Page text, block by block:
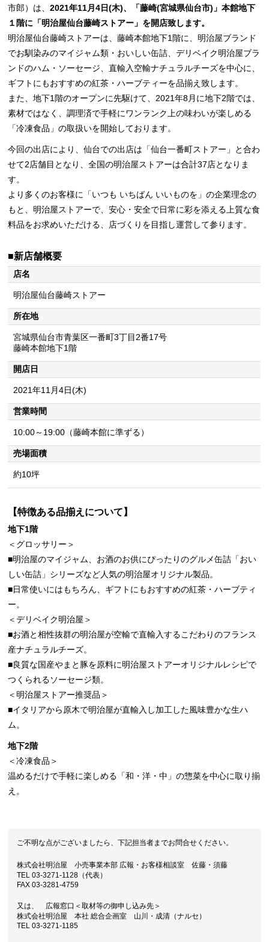
市郎）は、2021年11月4日(木)、「藤崎(宮城県仙台市)」本館地下
１階に「明治屋仙台藤崎ストアー」を開店致します。
明治屋仙台藤崎ストアーは、藤崎本館地下1階に、明治屋ブランド
でお馴染みのマイジャム類・おいしい缶詰、デリベイク明治屋ブラ
ンドのハム・ソーセージ、直輸入空輸ナチュラルチーズを中心に、
ギフトにもおすすめの紅茶・ハーブティーを品揃え致します。
また、地下1階のオープンに先駆けて、2021年8月に地下2階では、
素材ではなく、調理済で手軽にワンランク上の味わいが楽しめる
「冷凍食品」の取扱いを開始しております。
今回の出店により、仙台での出店は「仙台一番町ストアー」と合わ
せて2店舗目となり、全国の明治屋ストアーは合計37店となりま
す。
より多くのお客様に「いつも いちばん いいものを」の企業理念の
もと、明治屋ストアーで、安心・安全で日常に彩を添える上質な食
料品をお求めいただける、店づくりを目指し運営して参ります。
■新店舗概要
店名
明治屋仙台藤崎ストアー
所在地
宮城県仙台市青葉区一番町3丁目2番17号
藤崎本館地下1階
開店日
2021年11月4日(木)
営業時間
10:00～19:00（藤崎本館に準ずる）
売場面積
約10坪
【特徴ある品揃えについて】
地下1階
＜グロッサリー＞
■明治屋のマイジャム、お酒のお供にぴったりのグルメ缶詰「おい
しい缶詰」シリーズなど人気の明治屋オリジナル製品。
■日常使いにはもちろん、ギフトにもおすすめの紅茶・ハーブティ
ー。
＜デリベイク明治屋＞
■お酒と相性抜群の明治屋が空輸で直輸入するこだわりのフランス
産ナチュラルチーズ。
■良質な国産やまと豚を原料に明治屋ストアーオリジナルレシピで
つくられるソーセージ類。
＜明治屋ストアー推奨品＞
■イタリアから原木で明治屋が直輸入し加工した風味豊かな生ハ
ム。
地下2階
＜冷凍食品＞
温めるだけで手軽に楽しめる「和・洋・中」の惣菜を中心に取り揃
え。
ご不明な点がございましたら、下記担当者までお問合せください。
株式会社明治屋 小売事業本部 広報・お客様相談室 佐藤・須藤
TEL 03-3271-1128（代表）
FAX 03-3281-4759
又は、 広報窓口＜取材等の御申し込み先＞
株式会社明治屋 本社 総合企画室 山川・成清（ナルセ）
TEL 03-3271-1185